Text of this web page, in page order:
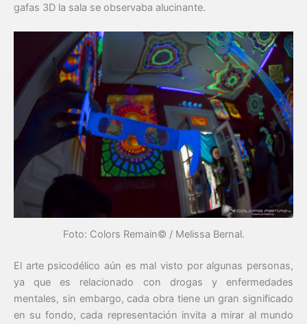
gafas 3D la sala se observaba alucinante.
Foto: Colors Remain© / Melissa Bernal.
El arte psicodélico aún es mal visto por algunas personas,
ya que es relacionado con drogas y enfermedades
mentales, sin embargo, cada obra tiene un gran significado
en su fondo, cada representación invita a mirar al mundo